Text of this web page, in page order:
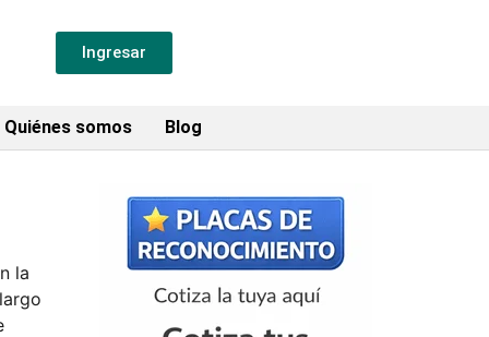
Ingresar
Quiénes somos Blog
la